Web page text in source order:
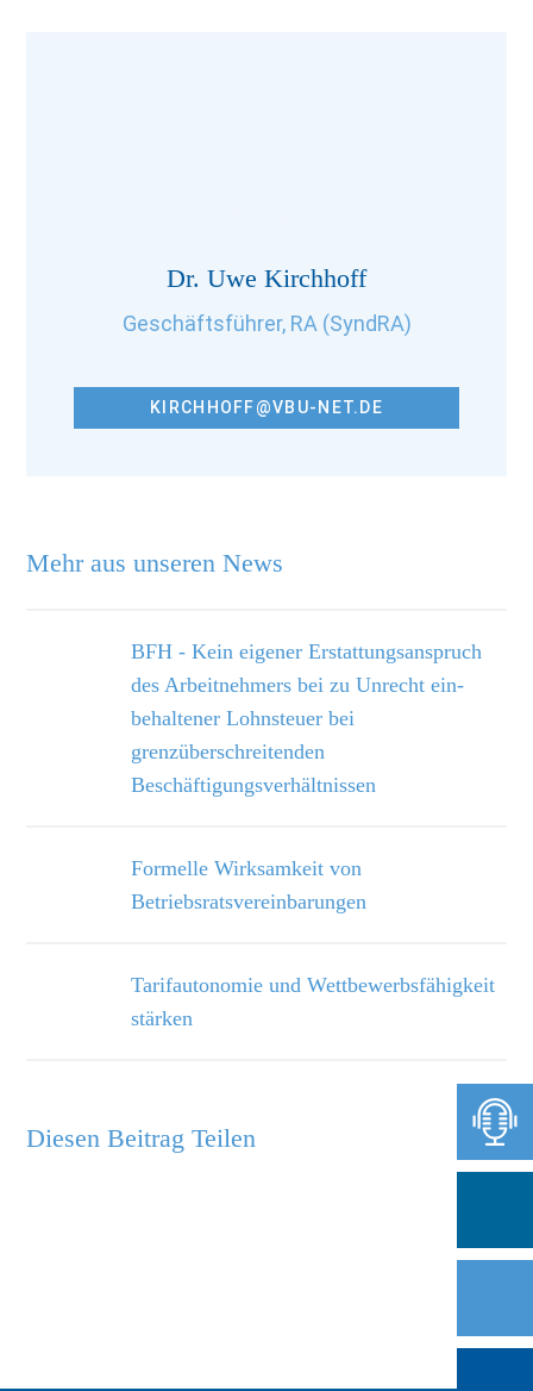
Mehr aus unseren News
BFH - Kein eigener Erstattungsanspruch
des Arbeitnehmers bei zu Unrecht ein­
behaltener Lohnsteuer bei
grenzüberschreitenden
Beschäftigungsverhältnissen
Formelle Wirksamkeit von
Betriebsratsvereinbarungen
Tarifautonomie und Wettbewerbsfähigkeit
stärken
Dr. Uwe Kirchhoff
Geschäftsführer, RA (SyndRA)
KIRCHHOFF@VBU-NET.DE
Diesen Beitrag Teilen